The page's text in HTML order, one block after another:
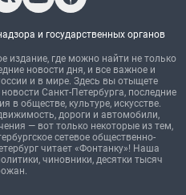
и государственных органов
издание, где можно найти не только
новости дня, и все важное и
и в мире. Здесь вы отыщете
Санкт-Петербурга, последние
в обществе, культуре, искусстве.
дороги и автомобили,
— вот только некоторые из тем,
сетевое общественно-
читает «Фонтанку»! Наша
чиновники, десятки тысяч